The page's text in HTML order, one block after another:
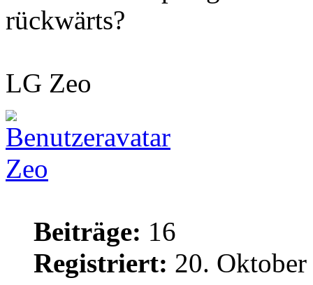
rückwärts?
LG Zeo
Zeo
Beiträge: 16
Registriert: 20.